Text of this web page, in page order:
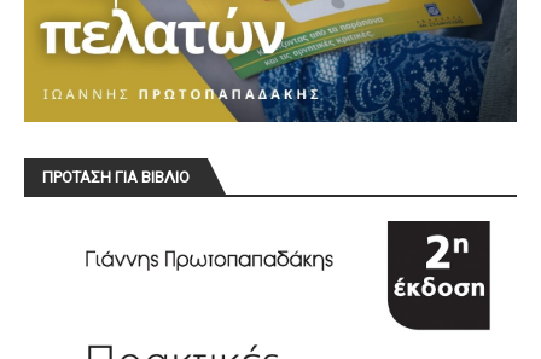
ΠΡΟΤΑΣΗ ΓΙΑ ΒΙΒΛΙΟ